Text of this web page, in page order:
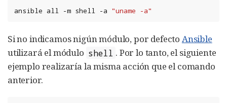
ansible all -m shell -a "uname -a"
Si no indicamos nigún módulo, por defecto Ansible
utilizará el módulo shell . Por lo tanto, el siguiente
ejemplo realizaría la misma acción que el comando
anterior.